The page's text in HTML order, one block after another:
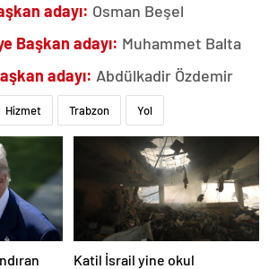
adayı: Osman Beşel
Başkan adayı: Muhammet Balta
adayı: Abdülkadir Özdemir
Hizmet Trabzon Yol
Katil İsrail yine okul